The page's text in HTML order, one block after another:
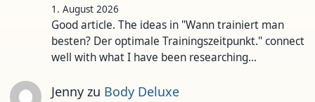
1. August 2026
Good article. The ideas in "Wann trainiert man
besten? Der optimale Trainingszeitpunkt." connect
well with what I have been researching…
Jennyzu Body Deluxe